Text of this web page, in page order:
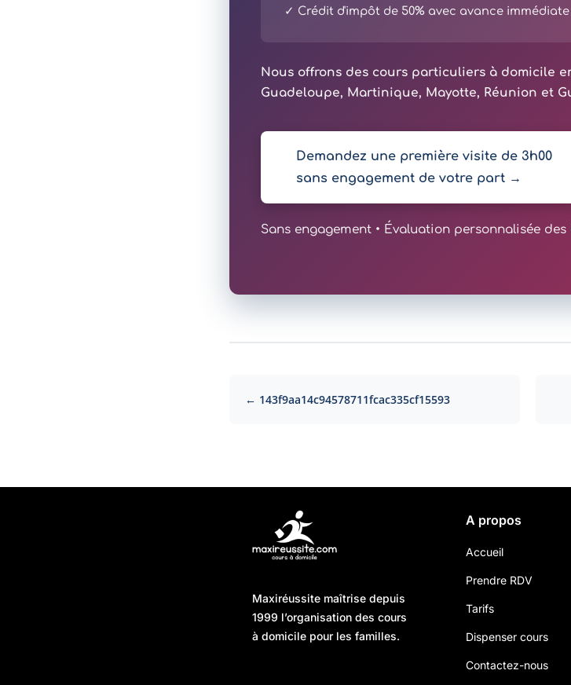
✓ Crédit d'impôt de 50% avec avance immédiate
Nous offrons des cours particuliers à domicile
Guadeloupe, Martinique, Mayotte, Réunion et
Demandez une première visite de 3h00
sans engagement de votre part →
Sans engagement • Évaluation personnalisée
← 143f9aa14c94578711fcac335cf15593
Maxiréussite maîtrise depuis
1999 l’organisation des cours
à domicile pour les familles.
A propos
Accueil
Prendre RDV
Tarifs
Dispenser cours
Contactez-nous